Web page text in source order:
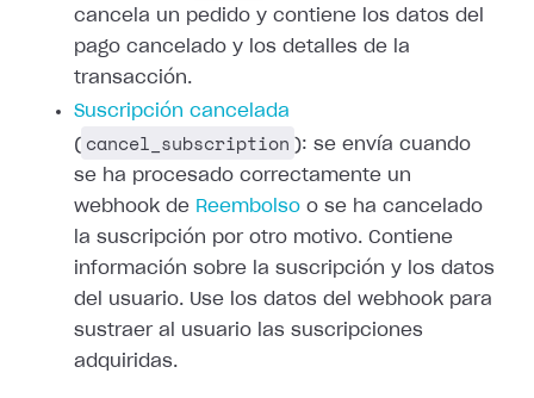
cancela un pedido y contiene los datos del
pago cancelado y los detalles de la
transacción.
Suscripción cancelada
( cancel_subscription ): se envía cuando
se ha procesado correctamente un
webhook de Reembolso o se ha cancelado
la suscripción por otro motivo. Contiene
información sobre la suscripción y los datos
del usuario. Use los datos del webhook para
sustraer al usuario las suscripciones
adquiridas.